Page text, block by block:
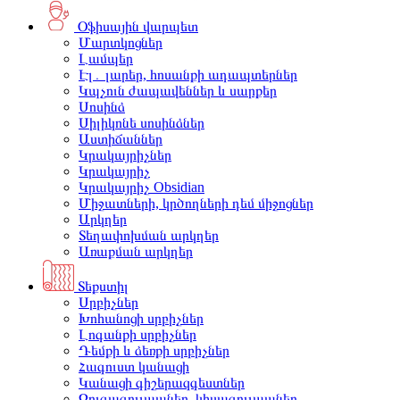
Օֆիսային վարպետ
Մարտկոցներ
Լամպեր
Էլ․ լարեր, հոսանքի ադապտերներ
Կպչուն ժապավեններ և սարքեր
Սոսինձ
Սիլիկոնե սոսինձներ
Աստիճաններ
Կրակայրիչներ
Կրակայրիչ
Կրակայրիչ Obsidian
Միջատների, կրծողների դեմ միջոցներ
Արկղեր
Տեղափոխման արկղեր
Առաքման արկղեր
Տեքստիլ
Սրբիչներ
Խոհանոցի սրբիչներ
Լոգանքի սրբիչներ
Դեմքի և ձեռքի սրբիչներ
Հագուստ կանացի
Կանացի գիշերազգեստներ